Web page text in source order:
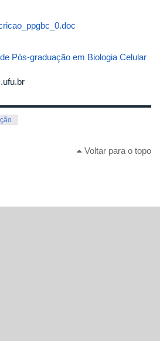
Pós-graduação em Biologia Celular
Voltar para o topo